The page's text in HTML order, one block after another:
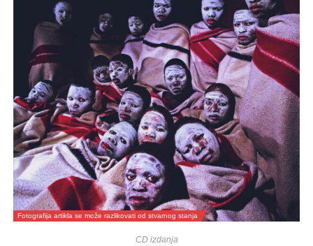
Fotografija artikla se može razlikovati od stvarnog stanja
CD izdanja